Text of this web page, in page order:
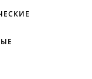
сексуальную